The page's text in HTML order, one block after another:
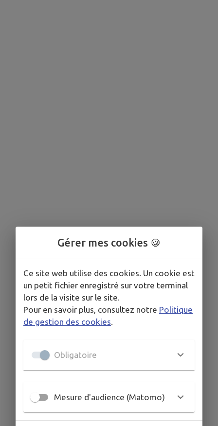
Gérer mes cookies 🍪
Ce site web utilise des cookies. Un cookie est
un petit fichier enregistré sur votre terminal
lors de la visite sur le site.
Pour en savoir plus, consultez notre Politique
de gestion des cookies
Obligatoire
Mesure d'audience (Matomo)